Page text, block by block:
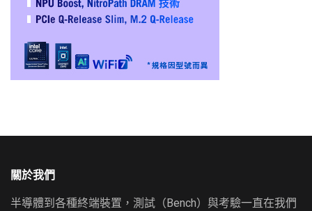
關於我們
半導體到各種終端裝置，測試（Bench）與考驗一直在我們